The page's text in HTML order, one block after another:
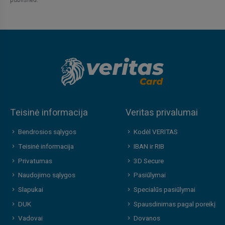
Teisinė informacija
Bendrosios sąlygos
Teisinė informacija
Privatumas
Naudojimo sąlygos
Slapukai
DUK
Vadovai
Veritas privalumai
Kodėl VERITAS
IBAN ir RIB
3D Secure
Pasiūlymai
Specialūs pasiūlymai
Spausdinimas pagal poreikį
Dovanos